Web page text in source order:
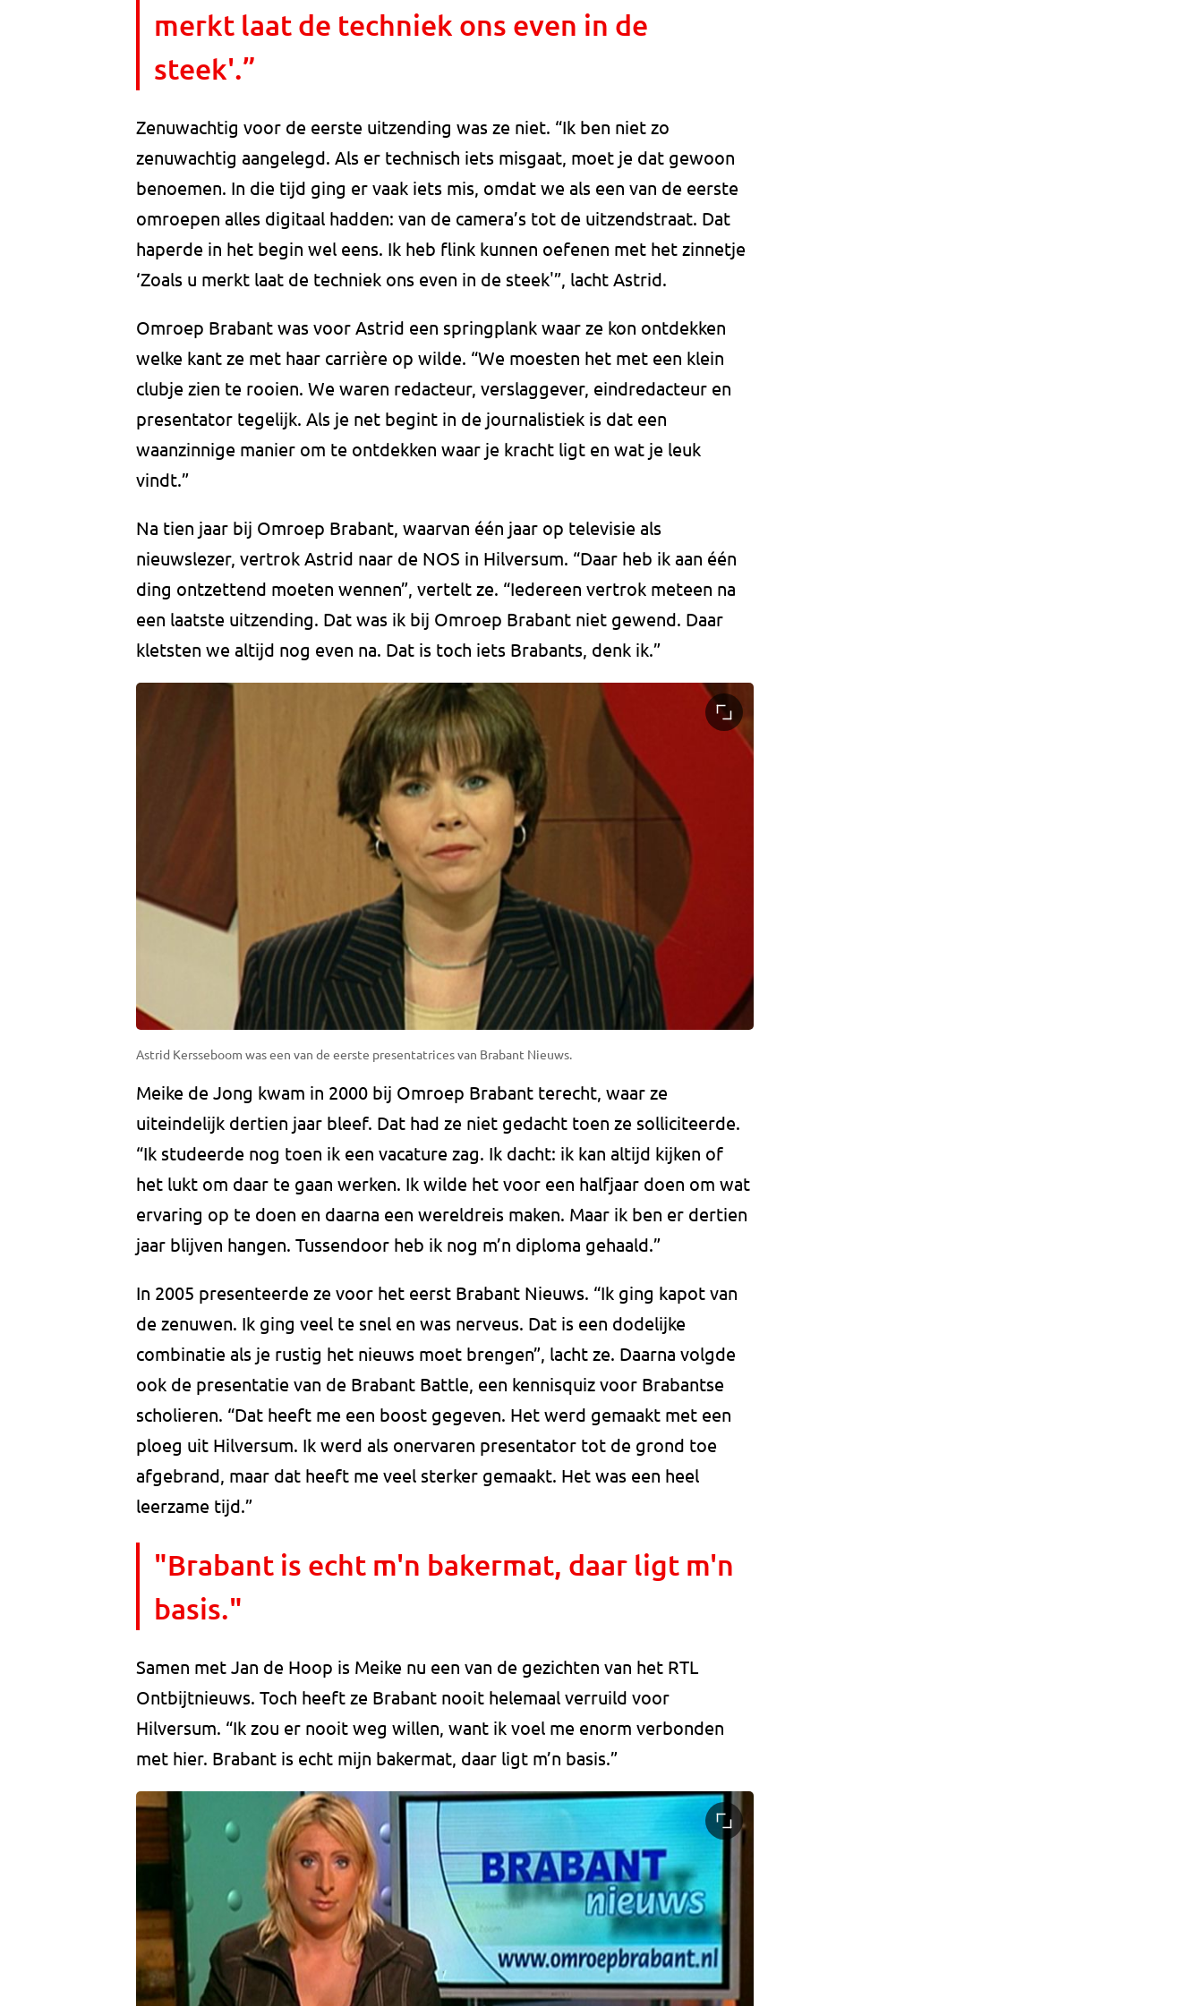
merkt laat de techniek ons even in de
steek'.”
Zenuwachtig voor de eerste uitzending was ze niet. “Ik ben niet zo
zenuwachtig aangelegd. Als er technisch iets misgaat, moet je dat gewoon
benoemen. In die tijd ging er vaak iets mis, omdat we als een van de eerste
omroepen alles digitaal hadden: van de camera’s tot de uitzendstraat. Dat
haperde in het begin wel eens. Ik heb flink kunnen oefenen met het zinnetje
‘Zoals u merkt laat de techniek ons even in de steek'”, lacht Astrid.
Omroep Brabant was voor Astrid een springplank waar ze kon ontdekken
welke kant ze met haar carrière op wilde. “We moesten het met een klein
clubje zien te rooien. We waren redacteur, verslaggever, eindredacteur en
presentator tegelijk. Als je net begint in de journalistiek is dat een
waanzinnige manier om te ontdekken waar je kracht ligt en wat je leuk
vindt.”
Na tien jaar bij Omroep Brabant, waarvan één jaar op televisie als
nieuwslezer, vertrok Astrid naar de NOS in Hilversum. “Daar heb ik aan één
ding ontzettend moeten wennen”, vertelt ze. “Iedereen vertrok meteen na
een laatste uitzending. Dat was ik bij Omroep Brabant niet gewend. Daar
kletsten we altijd nog even na. Dat is toch iets Brabants, denk ik.”
Astrid Kersseboom was een van de eerste presentatrices van Brabant Nieuws.
Meike de Jong kwam in 2000 bij Omroep Brabant terecht, waar ze
uiteindelijk dertien jaar bleef. Dat had ze niet gedacht toen ze solliciteerde.
“Ik studeerde nog toen ik een vacature zag. Ik dacht: ik kan altijd kijken of
het lukt om daar te gaan werken. Ik wilde het voor een halfjaar doen om wat
ervaring op te doen en daarna een wereldreis maken. Maar ik ben er dertien
jaar blijven hangen. Tussendoor heb ik nog m’n diploma gehaald.”
In 2005 presenteerde ze voor het eerst Brabant Nieuws. “Ik ging kapot van
de zenuwen. Ik ging veel te snel en was nerveus. Dat is een dodelijke
combinatie als je rustig het nieuws moet brengen”, lacht ze. Daarna volgde
ook de presentatie van de Brabant Battle, een kennisquiz voor Brabantse
scholieren. “Dat heeft me een boost gegeven. Het werd gemaakt met een
ploeg uit Hilversum. Ik werd als onervaren presentator tot de grond toe
afgebrand, maar dat heeft me veel sterker gemaakt. Het was een heel
leerzame tijd.”
"Brabant is echt m'n bakermat, daar ligt m'n
basis."
Samen met Jan de Hoop is Meike nu een van de gezichten van het RTL
Ontbijtnieuws. Toch heeft ze Brabant nooit helemaal verruild voor
Hilversum. “Ik zou er nooit weg willen, want ik voel me enorm verbonden
met hier. Brabant is echt mijn bakermat, daar ligt m’n basis.”